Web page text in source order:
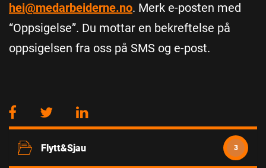
hei@medarbeiderne.no. Merk e-posten med
“Oppsigelse”. Du mottar en bekreftelse på
oppsigelsen fra oss på SMS og e-post.
Flytt&Sjau 3